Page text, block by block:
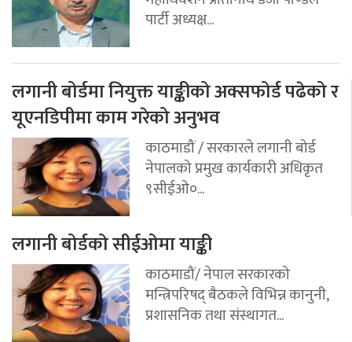
पार्टी अध्यक्ष...
लगानी बोर्डमा नियुक्त याङ्कीको अक्सफोर्ड पढेको र
यूएनडिपीमा काम गरेको अनुभव
काठमाडौं / सरकारले लगानी बोर्ड
नेपालको प्रमुख कार्यकारी अधिकृत
९सीईओ०...
लगानी बोर्डको सीईओमा याङ्की
काठमाडौं/ नेपाल सरकारको
मन्त्रिपरिषद् बैठकले विभिन्न कानुनी,
प्रशासनिक तथा संस्थागत...